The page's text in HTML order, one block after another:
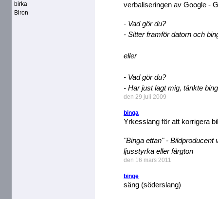
birka
Biron
verbaliseringen av Google -
- Vad gör du?
- Sitter framför datorn och
eller
- Vad gör du?
- Har just lagt mig, tänkte
den 29 juli 2009
binga
Yrkesslang för att korrigera
"Binga ettan" -
ljusstyrka eller färgton
den 16 mars 2011
binge
säng (söderslang)